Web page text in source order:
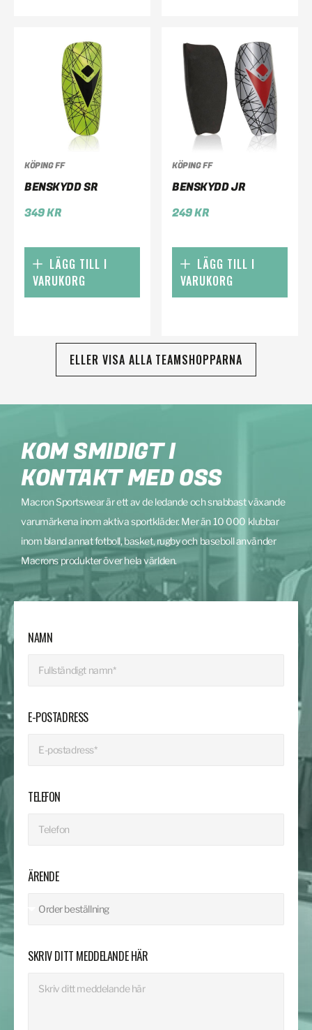
KÖPING FF
BENSKYDD SR
349KR
LÄGG TILL I
VARUKORG
KÖPING FF
BENSKYDD JR
249KR
LÄGG TILL I
VARUKORG
ELLER VISA ALLA TEAMSHOPPARNA
KOM SMIDIGT I
KONTAKT MED OSS
Macron Sportswear är ett av de ledande och snabbast växande
varumärkena inom aktiva sportkläder. Mer än 10 000 klubbar
inom bland annat fotboll, basket, rugby och baseboll använder
Macrons produkter över hela världen.
NAMN
E-POSTADRESS
TELEFON
ÄRENDE
SKRIV DITT MEDDELANDE HÄR